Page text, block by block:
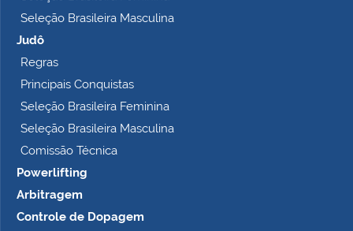
Seleção Brasileira Masculina
Judô
Regras
Principais Conquistas
Seleção Brasileira Feminina
Seleção Brasileira Masculina
Comissão Técnica
Powerlifting
Arbitragem
Controle de Dopagem